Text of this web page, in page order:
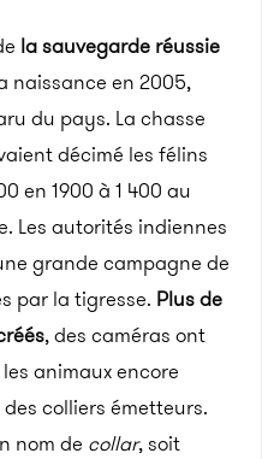
la sauvegarde réussie
naissance en 2005,
du pays. La chasse
décimé les félins
en 1900 à 1 400 au
Les autorités indiennes
grande campagne de
par la tigresse. Plus de
, des caméras ont
animaux encore
colliers émetteurs.
nom de collar, soit